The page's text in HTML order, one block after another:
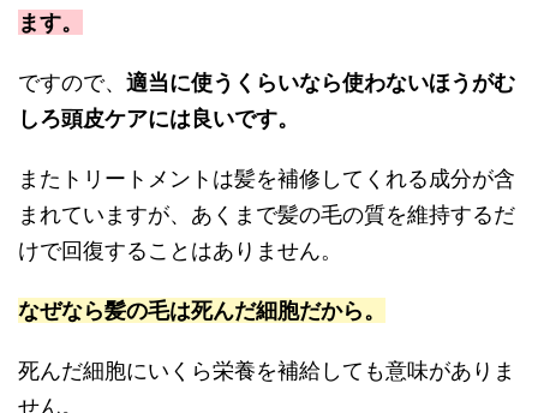
ます。
ですので、 適当に使うくらいなら使わないほうがむ
しろ頭皮ケアには良いです。
またトリートメントは髪を補修してくれる成分が含
まれていますが、あくまで髪の毛の質を維持するだ
けで回復することはありません。
なぜなら髪の毛は死んだ細胞だから。
死んだ細胞にいくら栄養を補給しても意味がありま
せん。